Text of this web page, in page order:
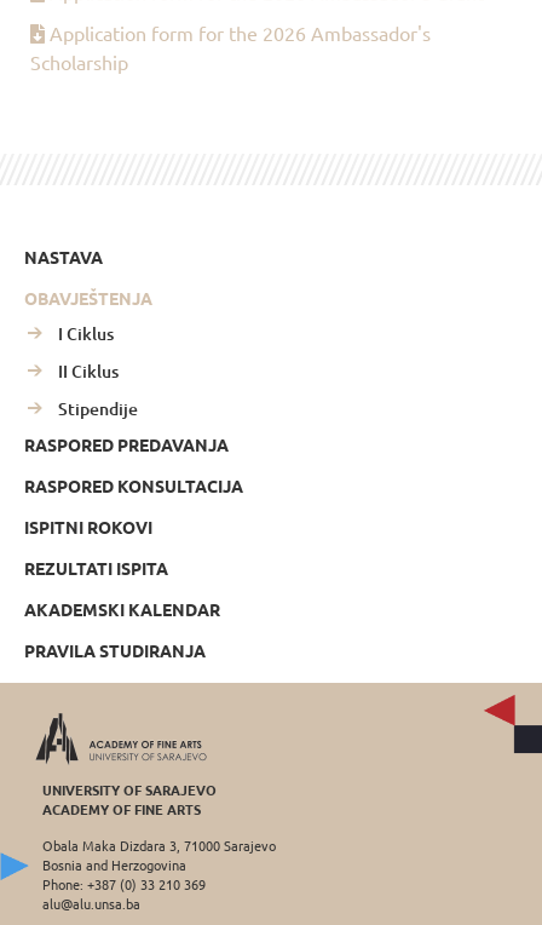
Application form for the 2026 Ambassador's
Scholarship
NASTAVA
OBAVJEŠTENJA
I Ciklus
II Ciklus
Stipendije
RASPORED PREDAVANJA
RASPORED KONSULTACIJA
ISPITNI ROKOVI
REZULTATI ISPITA
AKADEMSKI KALENDAR
PRAVILA STUDIRANJA
UNIVERSITY OF SARAJEVO
ACADEMY OF FINE ARTS
Obala Maka Dizdara 3, 71000 Sarajevo
Bosnia and Herzogovina
Phone: +387 (0) 33 210 369
alu@alu.unsa.ba